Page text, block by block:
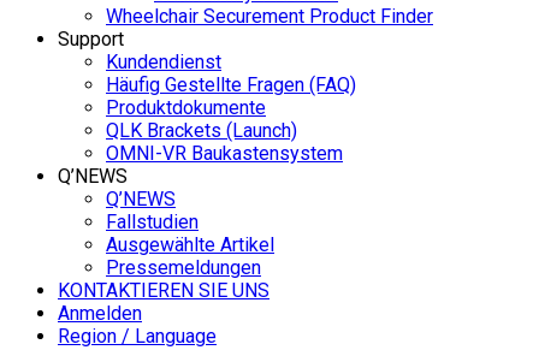
Wheelchair Securement Product Finder
Support
Kundendienst
Häufig Gestellte Fragen (FAQ)
Produktdokumente
QLK Brackets (Launch)
OMNI-VR Baukastensystem
Q’NEWS
Q’NEWS
Fallstudien
Ausgewählte Artikel
Pressemeldungen
KONTAKTIEREN SIE UNS
Anmelden
Region / Language